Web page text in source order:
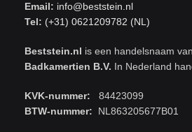
Email: info@beststein.nl
Tel: (+31) 0621209782 (NL)
Beststein.nl is een handelsnaam van
Badkamertien B.V. In Nederland
KVK-nummer: 84423099
BTW-nummer: NL863205677B01